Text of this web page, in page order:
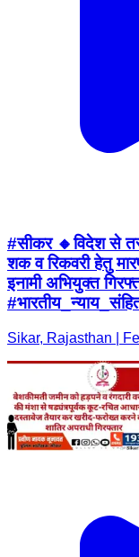
#सीकर 🔸विदेश से
शक व रिकवरी हेतु
इनामी अभियुक्त
Sikar, Rajasthan |